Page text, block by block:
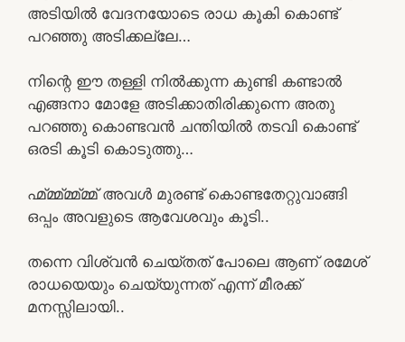
അടിയിൽ വേദനയോടെ രാധ കൂകി കൊണ്ട്
പറഞ്ഞു അടിക്കല്ലേ…
നിന്റെ ഈ തള്ളി നിൽക്കുന്ന കുണ്ടി കണ്ടാൽ
എങ്ങനാ മോളേ അടിക്കാതിരിക്കുന്നെ അതു
പറഞ്ഞു കൊണ്ടവൻ ചന്തിയിൽ തടവി കൊണ്ട്
ഒരടി കൂടി കൊടുത്തു…
ഹ്മ്മ്മ്മ്മ്മ്മ് അവൾ മുരണ്ട് കൊണ്ടതേറ്റുവാങ്ങി
ഒപ്പം അവളുടെ ആവേശവും കൂടി..
തന്നെ വിശ്വൻ ചെയ്തത് പോലെ ആണ് രമേശ്
രാധയെയും ചെയ്യുന്നത് എന്ന് മീരക്ക്
മനസ്സിലായി..